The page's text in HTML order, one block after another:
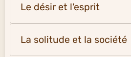
Le désir et l'esprit
La solitude et la société